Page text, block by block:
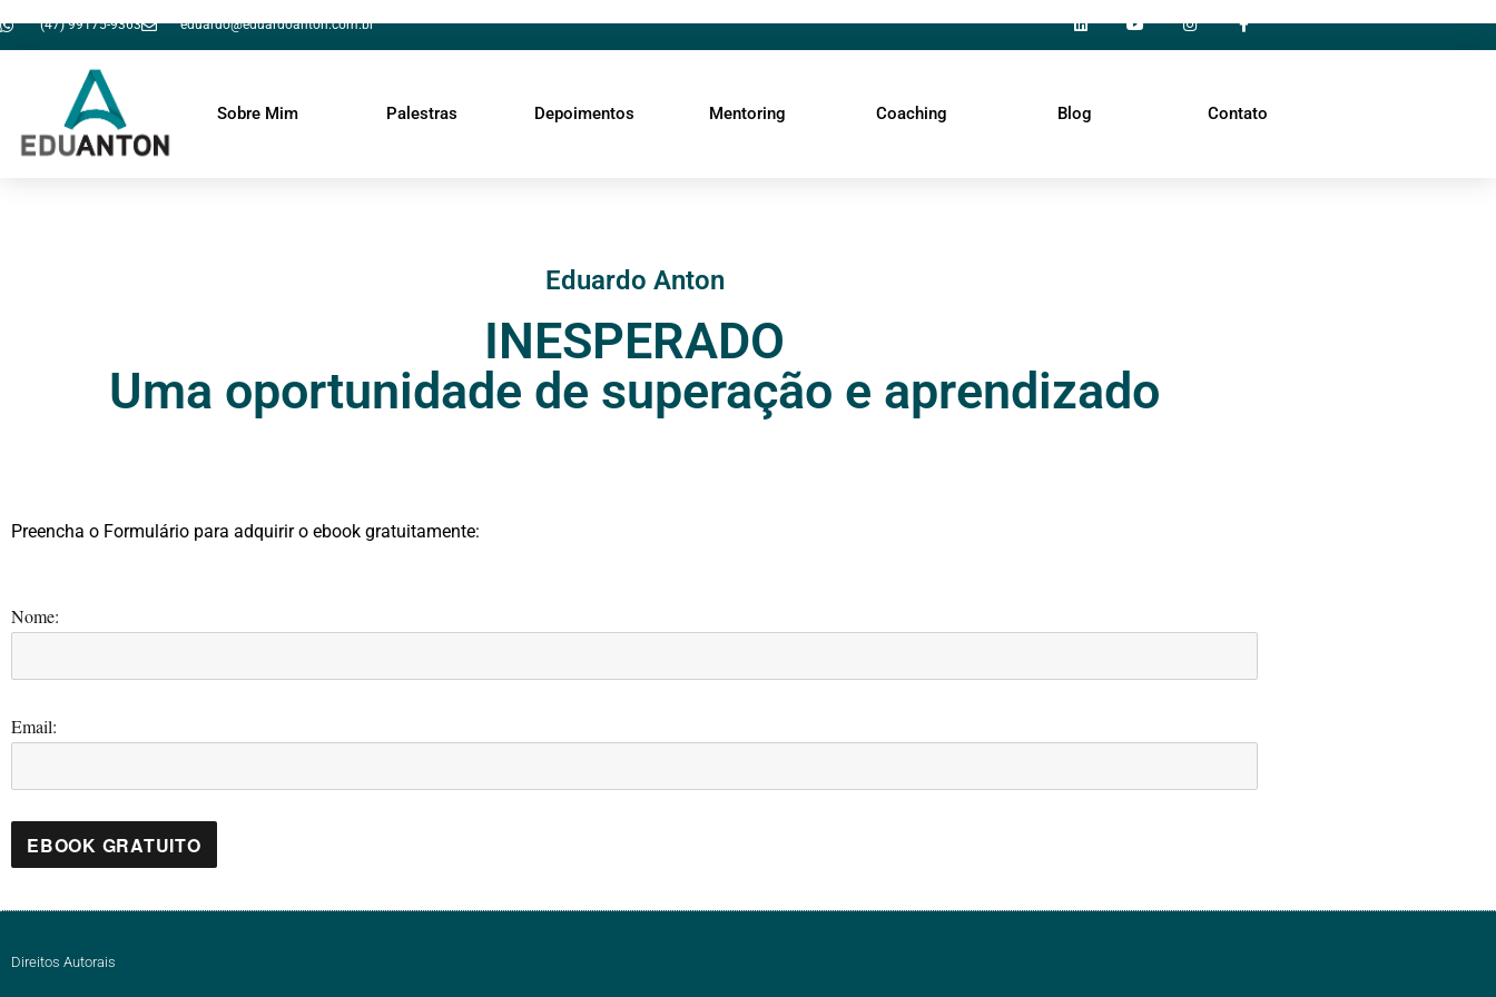
(47) 99175-9363 eduardo@eduardoanton.com.br
Sobre Mim Palestras Depoimentos Mentoring Coaching Blog Contato
Eduardo Anton
INESPERADO
Uma oportunidade de superação e aprendizado
Preencha o Formulário para adquirir o ebook gratuitamente:
Nome:
Email:
Direitos Autorais